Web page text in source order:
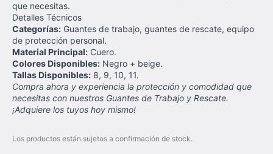
que necesitas.
Detalles Técnicos
Categorías: Guantes de trabajo, guantes de rescate, equipo
de protección personal.
Material Principal: Cuero.
Colores Disponibles: Negro + beige.
Tallas Disponibles: 8, 9, 10, 11.
Compra ahora y experiencia la protección y comodidad que
necesitas con nuestros Guantes de Trabajo y Rescate.
¡Adquiere los tuyos hoy mismo!
Los productos están sujetos a confirmación de stock.